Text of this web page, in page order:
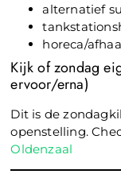
alternatief
horeca/
Kijk of zondag
ervoor/erna)
Dit is de
openstelling.
Oldenzaal